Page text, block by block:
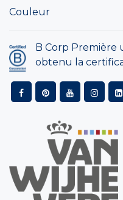
Couleur
B Corp Première
obtenu la